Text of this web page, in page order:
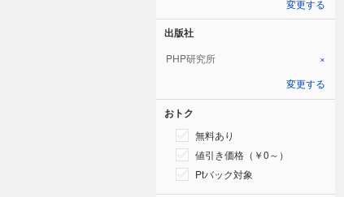
変更する
出版社
PHP研究所 ×
変更する
おトク
無料あり
値引き価格（￥0～）
Ptバック対象